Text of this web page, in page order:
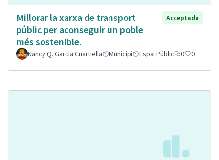
Millorar la xarxa de transport
públic per aconseguir un poble
més sostenible.
Acceptada
Nancy Q. Garcia Cuartiella Municipi Espai Públic 0 0